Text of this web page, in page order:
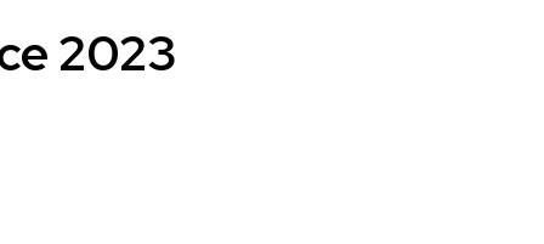
2023